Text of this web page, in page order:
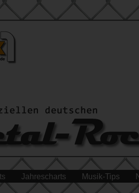
Jahrescharts Musik-Tips